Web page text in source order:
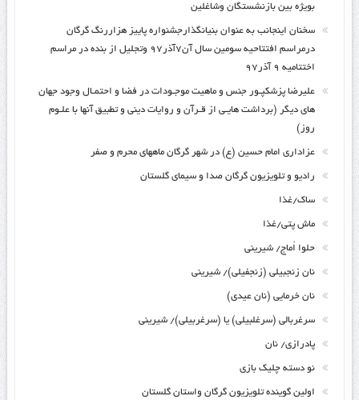
بویژه بین بازنشستگان وشاغلین
سخنان اینجانب به عنوان بنیانگذارجشنواره پاییز هزاررنگ گرگان
درمراسم افتتاحیه سومین سال آن۷آذر۹۷ وتجلیل از بنده در مراسم
اختتامیه ۹ آذر۹۷
علیرضا پزشکپـور جنس و ماهیت موجـودات در فضا و احتمـال وجود جهان
های دیگر (برداشت هایـی از قـرآن و روایات دینی و تطبیق آنها با علـوم
روز)
عزاداری امام حسین (ع) در شهر گرگان ماههای محرم و صفر
رادیو و تلویزیون گرگان صدا و سیمای گلستان
ساک/غذا
ماش پتی/غذا
حلوا اُماج/ شیرینی
نان زنجبیلی (زنجفیلی)/ شیرینی
نان خرمایی (نان عیدی)
سرغربالی (سرغلبیلی) یا (سرغربیلی)/ شیرینی
پادرازی/ نان
نو دسته چلیک بازی
اولین گوینده تلویزیون گرگان واستان گلستان